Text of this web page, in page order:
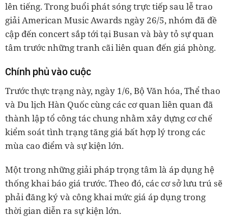
lên tiếng. Trong buổi phát sóng trực tiếp sau lễ trao
giải American Music Awards ngày 26/5, nhóm đã đề
cập đến concert sắp tới tại Busan và bày tỏ sự quan
tâm trước những tranh cãi liên quan đến giá phòng.
Chính phủ vào cuộc
Trước thực trạng này, ngày 1/6, Bộ Văn hóa, Thể thao
và Du lịch Hàn Quốc cùng các cơ quan liên quan đã
thành lập tổ công tác chung nhằm xây dựng cơ chế
kiểm soát tình trạng tăng giá bất hợp lý trong các
mùa cao điểm và sự kiện lớn.
Một trong những giải pháp trọng tâm là áp dụng hệ
thống khai báo giá trước. Theo đó, các cơ sở lưu trú sẽ
phải đăng ký và công khai mức giá áp dụng trong
thời gian diễn ra sự kiện lớn.